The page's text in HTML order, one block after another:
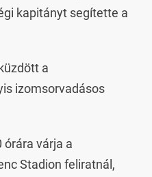
kapitányt segítette a
a
izomsorvadásos
órára várja a
Stadion feliratnál,